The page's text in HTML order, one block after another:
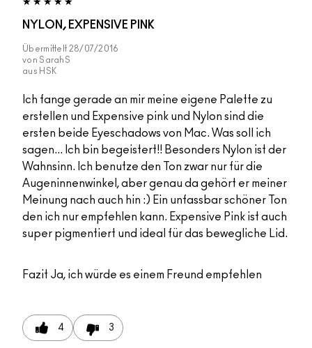
NYLON, EXPENSIVE PINK
Übermittelt 28/07/2016
von SarahS
aus HSK
Ich fange gerade an mir meine eigene Palette zu
erstellen und Expensive pink und Nylon sind die
ersten beide Eyeschadows von Mac. Was soll ich
sagen... Ich bin begeistert!! Besonders Nylon ist der
Wahnsinn. Ich benutze den Ton zwar nur für die
Augeninnenwinkel, aber genau da gehört er meiner
Meinung nach auch hin :) Ein unfassbar schöner Ton
den ich nur empfehlen kann. Expensive Pink ist auch
super pigmentiert und ideal für das bewegliche Lid.
Fazit Ja, ich würde es einem Freund empfehlen
4 3